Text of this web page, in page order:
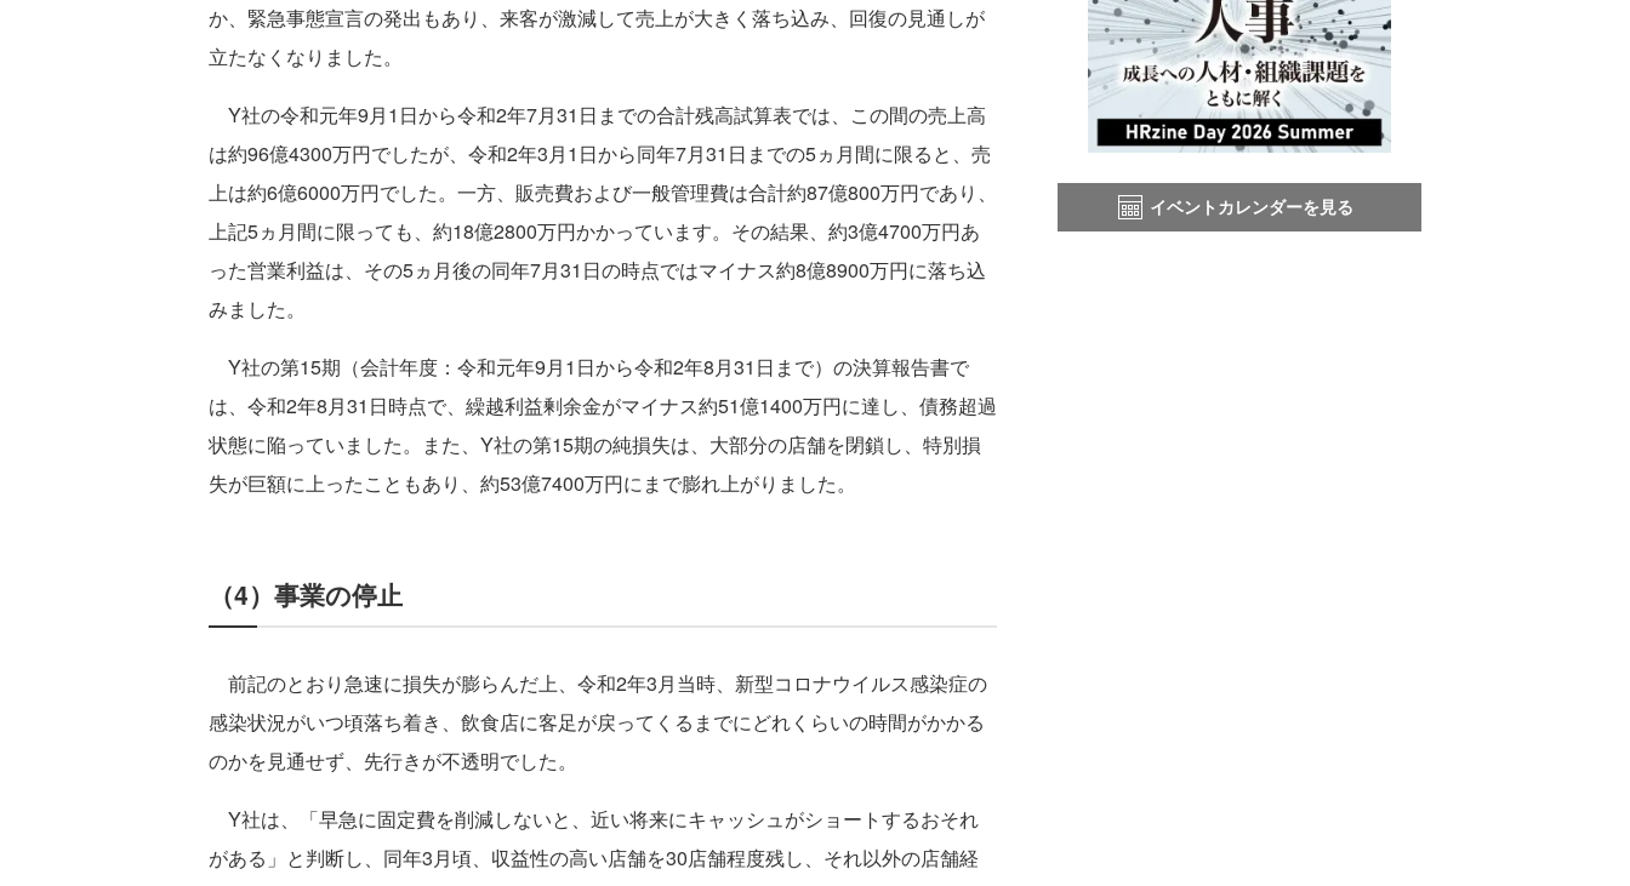
か、緊急事態宣言の発出もあり、来客が激減して売上が大きく落ち込み、回復の見通しが
立たなくなりました。
Y社の令和元年9月1日から令和2年7月31日までの合計残高試算表では、この間の売上高
は約96億4300万円でしたが、令和2年3月1日から同年7月31日までの5ヵ月間に限ると、売
上は約6億6000万円でした。一方、販売費および一般管理費は合計約87億800万円であり、
上記5ヵ月間に限っても、約18億2800万円かかっています。その結果、約3億4700万円あ
った営業利益は、その5ヵ月後の同年7月31日の時点ではマイナス約8億8900万円に落ち込
みました。
Y社の第15期（会計年度：令和元年9月1日から令和2年8月31日まで）の決算報告書で
は、令和2年8月31日時点で、繰越利益剰余金がマイナス約51億1400万円に達し、債務超過
状態に陥っていました。また、Y社の第15期の純損失は、大部分の店舗を閉鎖し、特別損
失が巨額に上ったこともあり、約53億7400万円にまで膨れ上がりました。
（4）事業の停止
前記のとおり急速に損失が膨らんだ上、令和2年3月当時、新型コロナウイルス感染症の
感染状況がいつ頃落ち着き、飲食店に客足が戻ってくるまでにどれくらいの時間がかかる
のかを見通せず、先行きが不透明でした。
Y社は、「早急に固定費を削減しないと、近い将来にキャッシュがショートするおそれ
がある」と判断し、同年3月頃、収益性の高い店舗を30店舗程度残し、それ以外の店舗経
イベントカレンダーを見る